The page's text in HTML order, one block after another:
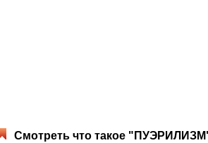
Смотреть что такое